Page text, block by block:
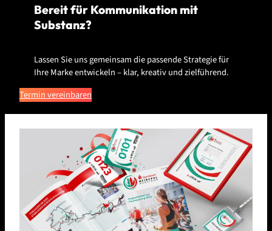
Bereit für Kommunikation mit
Substanz?
Lassen Sie uns gemeinsam die passende Strategie für
Ihre Marke entwickeln – klar, kreativ und zielführend.
Termin vereinbaren